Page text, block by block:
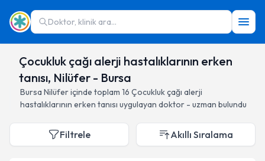
Doktor, klinik ara...
Çocukluk çağı alerji hastalıklarının erken
tanısı, Nilüfer - Bursa
Bursa Nilüferiçinde toplam 16 Çocukluk çağı alerji
hastalıklarının erken tanısı uygulayan doktor - uzman bulundu
Filtrele Akıllı Sıralama